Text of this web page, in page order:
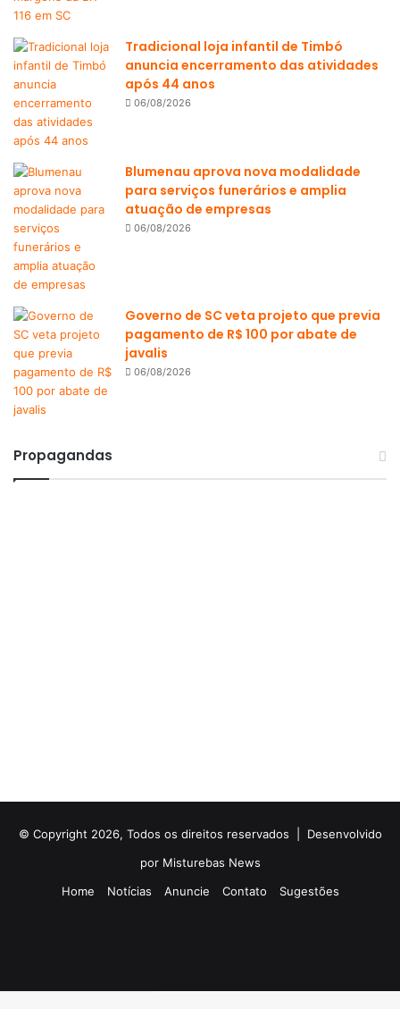
Tradicional loja infantil de Timbó
anuncia encerramento das atividades
após 44 anos
06/08/2026
Blumenau aprova nova modalidade
para serviços funerários e amplia
atuação de empresas
06/08/2026
Governo de SC veta projeto que previa
pagamento de R$ 100 por abate de
javalis
06/08/2026
Propagandas
© Copyright 2026, Todos os direitos reservados | Desenvolvido
por Misturebas News
Home
Notícias Anuncie Contato Sugestões